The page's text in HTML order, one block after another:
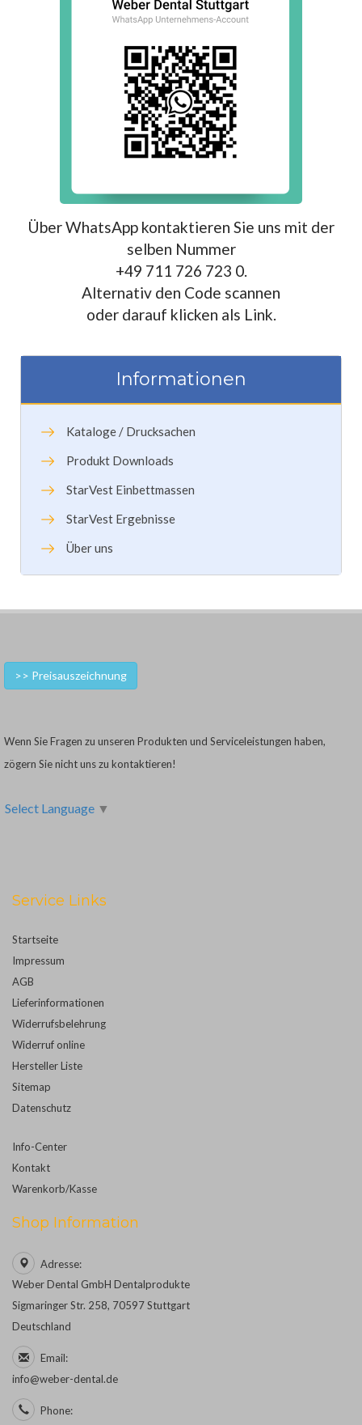
Über WhatsApp kontaktieren Sie uns mit der
selben Nummer
+49 711 726 723 0.
Alternativ den Code scannen
oder darauf klicken als Link.
Informationen
Kataloge / Drucksachen
Produkt Downloads
StarVest Einbettmassen
StarVest Ergebnisse
Über uns
>> Preisauszeichnung
Wenn Sie Fragen zu unseren Produkten und Serviceleistungen haben,
zögern Sie nicht uns zu kontaktieren!
Select Language ▼
Service Links
Startseite
Impressum
AGB
Lieferinformationen
Widerrufsbelehrung
Widerruf online
Hersteller Liste
Sitemap
Datenschutz
Info-Center
Kontakt
Warenkorb/Kasse
Shop Information
Adresse:
Weber Dental GmbH Dentalprodukte
Sigmaringer Str. 258, 70597 Stuttgart
Deutschland
Email:
info@weber-dental.de
Phone: